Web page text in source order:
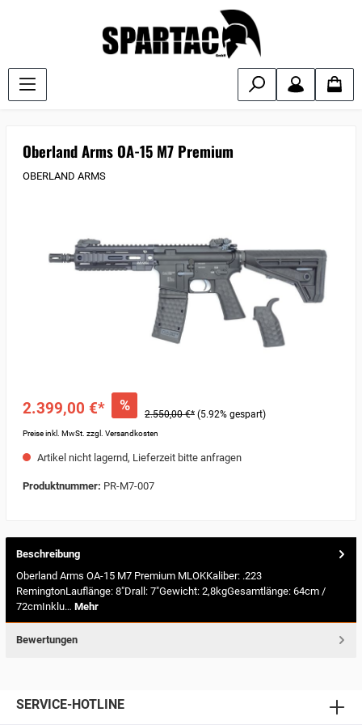
Oberland Arms OA-15 M7 Premium
OBERLAND ARMS
2.399,00 €* %
2.550,00 €* (5.92% gespart)
Preise inkl. MwSt. zzgl. Versandkosten
Artikel nicht lagernd, Lieferzeit bitte anfragen
Produktnummer: PR-M7-007
Beschreibung
Oberland Arms OA-15 M7 Premium MLOKKaliber: .223
RemingtonLauflänge: 8"Drall: 7"Gewicht: 2,8kgGesamtlänge: 64cm /
72cmInklu… Mehr
Bewertungen
SERVICE-HOTLINE